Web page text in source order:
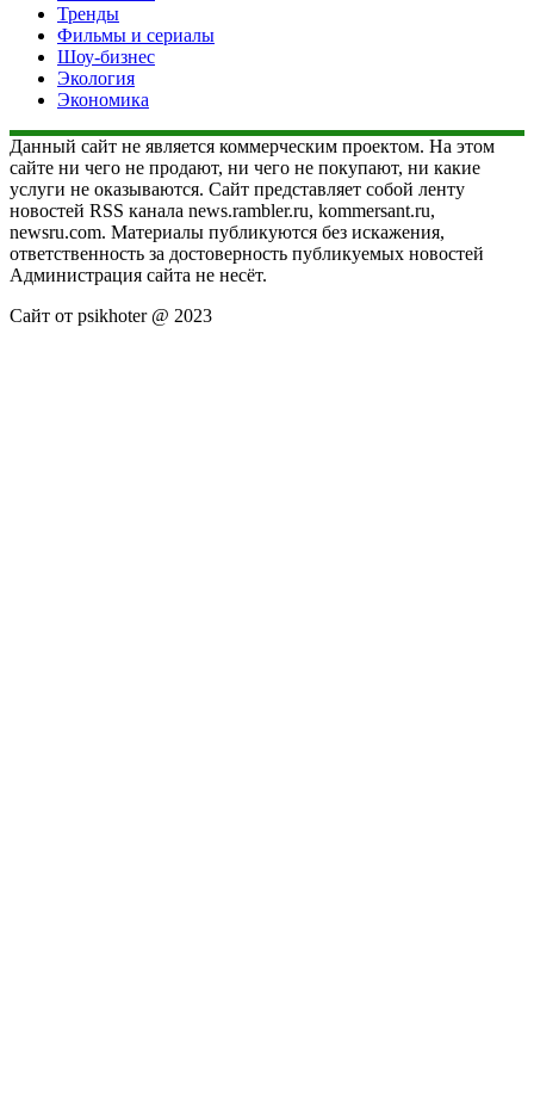
Тренды
Фильмы и сериалы
Шоу-бизнес
Экология
Экономика
Данный сайт не является коммерческим проектом. На этом
сайте ни чего не продают, ни чего не покупают, ни какие
услуги не оказываются. Сайт представляет собой ленту
новостей RSS канала news.rambler.ru, kommersant.ru,
newsru.com. Материалы публикуются без искажения,
ответственность за достоверность публикуемых новостей
Администрация сайта не несёт.
Сайт от psikhoter @ 2023